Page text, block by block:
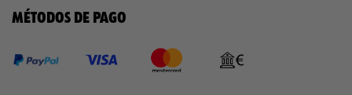
MÉTODOS DE PAGO